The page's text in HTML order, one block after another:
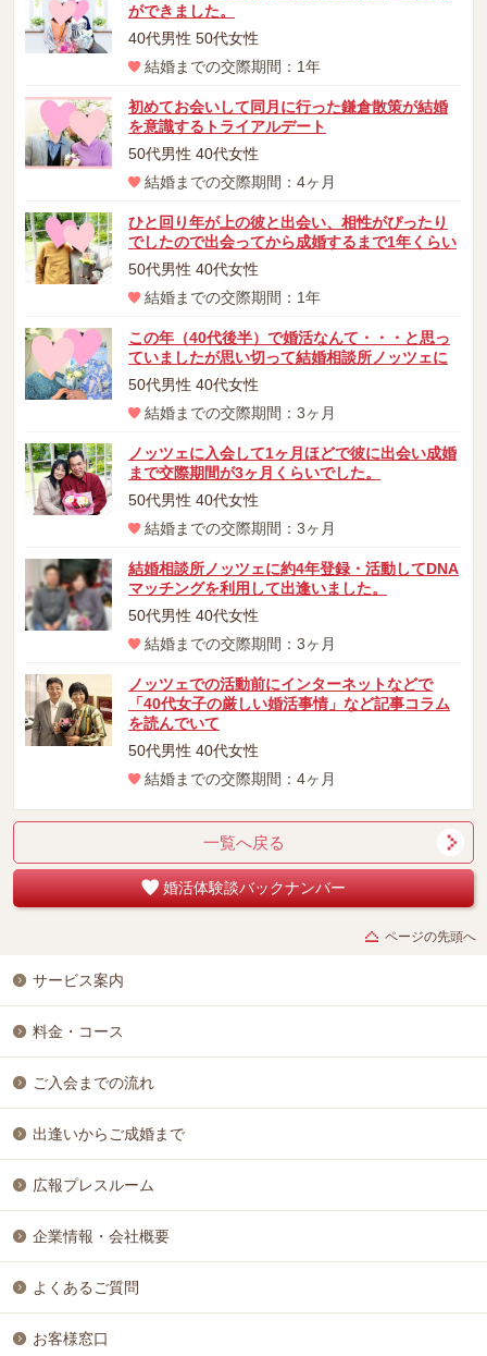
ができました。
40代男性 50代女性
結婚までの交際期間：1年
初めてお会いして同月に行った鎌倉散策が結婚
を意識するトライアルデート
50代男性 40代女性
結婚までの交際期間：4ヶ月
ひと回り年が上の彼と出会い、相性がぴったり
でしたので出会ってから成婚するまで1年くらい
50代男性 40代女性
結婚までの交際期間：1年
この年（40代後半）で婚活なんて・・・と思っ
ていましたが思い切って結婚相談所ノッツェに
50代男性 40代女性
結婚までの交際期間：3ヶ月
ノッツェに入会して1ヶ月ほどで彼に出会い成婚
まで交際期間が3ヶ月くらいでした。
50代男性 40代女性
結婚までの交際期間：3ヶ月
結婚相談所ノッツェに約4年登録・活動してDNA
マッチングを利用して出逢いました。
50代男性 40代女性
結婚までの交際期間：3ヶ月
ノッツェでの活動前にインターネットなどで
「40代女子の厳しい婚活事情」など記事コラム
を読んでいて
50代男性 40代女性
結婚までの交際期間：4ヶ月
一覧へ戻る
婚活体験談バックナンバー
ページの先頭へ
サービス案内
料金・コース
ご入会までの流れ
出逢いからご成婚まで
広報プレスルーム
企業情報・会社概要
よくあるご質問
お客様窓口